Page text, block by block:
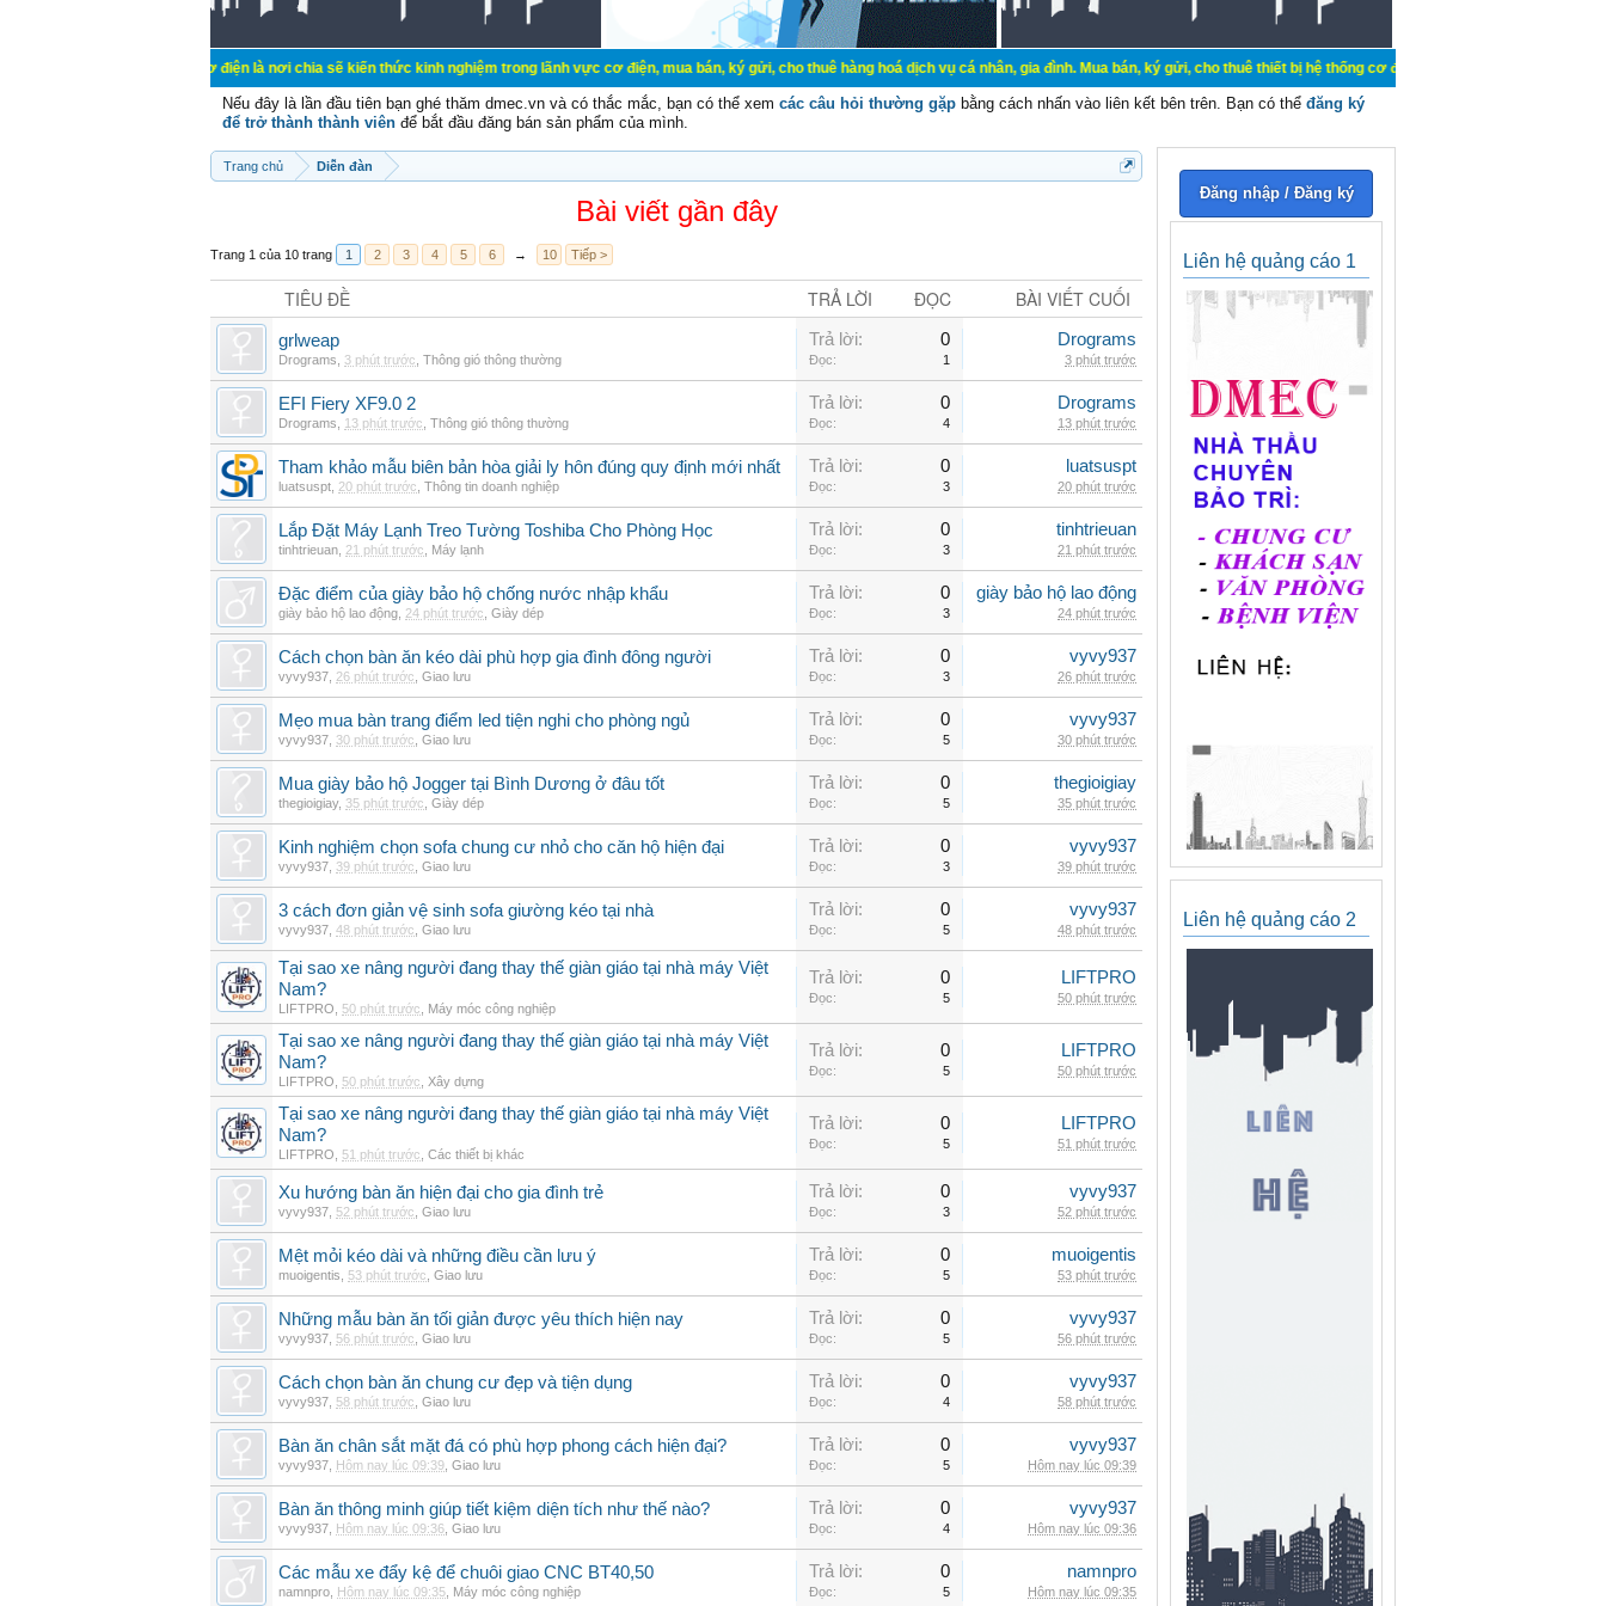
Điện - Diễn đàn Cơ điện là nơi chia sẽ kiến thức kinh nghiệm trong lãnh vực cơ điện, mua bán, ký gửi, cho thuê hàng hoá dịch vụ cá nhân, gia đình. Mua bán, ký gửi, cho thuê thiết bị hệ thống cơ điện các dự án, cao ốc văn phòng,
Nếu đây là lần đầu tiên bạn ghé thăm dmec.vn và có thắc mắc, bạn có thể xem các câu hỏi thường gặp bằng cách nhấn vào liên kết bên trên. Bạn có thể đăng ký
để trở thành thành viên để bắt đầu đăng bán sản phẩm của mình.
Trang chủ Diễn đàn
Bài viết gần đây
Trang 1 của 10 trang 1 2 3 4 5 6 → 10 Tiếp >
TIÊU ĐỀ TRẢ LỜI ĐỌC BÀI VIẾT CUỐI
grlweap
Drograms 3 phút trước Thông gió thông thường
Trả lời: 0
Đọc: 1
Drograms
3 phút trước
EFI Fiery XF9.0 2
Drograms 13 phút trước Thông gió thông thường
Trả lời: 0
Đọc: 4
Drograms
13 phút trước
Tham khảo mẫu biên bản hòa giải ly hôn đúng quy định mới nhất
luatsuspt 20 phút trước Thông tin doanh nghiệp
Trả lời: 0
Đọc: 3
luatsuspt
20 phút trước
Lắp Đặt Máy Lạnh Treo Tường Toshiba Cho Phòng Học
tinhtrieuan 21 phút trước Máy lạnh
Trả lời: 0
Đọc: 3
tinhtrieuan
21 phút trước
Đặc điểm của giày bảo hộ chống nước nhập khẩu
giày bảo hộ lao động 24 phút trước Giày dép
Trả lời: 0
Đọc: 3
giày bảo hộ lao động
24 phút trước
Cách chọn bàn ăn kéo dài phù hợp gia đình đông người
vyvy937 26 phút trước Giao lưu
Trả lời: 0
Đọc: 3
vyvy937
26 phút trước
Mẹo mua bàn trang điểm led tiện nghi cho phòng ngủ
vyvy937 30 phút trước Giao lưu
Trả lời: 0
Đọc: 5
vyvy937
30 phút trước
Mua giày bảo hộ Jogger tại Bình Dương ở đâu tốt
thegioigiay, 35 phút trước Giày dép
Trả lời: 0
Đọc: 5
thegioigiay
35 phút trước
Kinh nghiệm chọn sofa chung cư nhỏ cho căn hộ hiện đại
vyvy937 39 phút trước Giao lưu
Trả lời: 0
Đọc: 3
vyvy937
39 phút trước
3 cách đơn giản vệ sinh sofa giường kéo tại nhà
vyvy937 48 phút trước Giao lưu
Trả lời: 0
Đọc: 5
vyvy937
48 phút trước
Tại sao xe nâng người đang thay thế giàn giáo tại nhà máy Việt
Nam?
LIFTPRO 50 phút trước Máy móc công nghiệp
Trả lời: 0
Đọc: 5
LIFTPRO
50 phút trước
Tại sao xe nâng người đang thay thế giàn giáo tại nhà máy Việt
Nam?
LIFTPRO 50 phút trước Xây dựng
Trả lời: 0
Đọc: 5
LIFTPRO
50 phút trước
Tại sao xe nâng người đang thay thế giàn giáo tại nhà máy Việt
Nam?
LIFTPRO 51 phút trước Các thiết bị khác
Trả lời: 0
Đọc: 5
LIFTPRO
51 phút trước
Xu hướng bàn ăn hiện đại cho gia đình trẻ
vyvy937 52 phút trước Giao lưu
Trả lời: 0
Đọc: 3
vyvy937
52 phút trước
Mệt mỏi kéo dài và những điều cần lưu ý
muoigentis 53 phút trước Giao lưu
Trả lời: 0
Đọc: 5
muoigentis
53 phút trước
Những mẫu bàn ăn tối giản được yêu thích hiện nay
vyvy937 56 phút trước Giao lưu
Trả lời: 0
Đọc: 5
vyvy937
56 phút trước
Cách chọn bàn ăn chung cư đẹp và tiện dụng
vyvy937 58 phút trước Giao lưu
Trả lời: 0
Đọc: 4
vyvy937
58 phút trước
Bàn ăn chân sắt mặt đá có phù hợp phong cách hiện đại?
vyvy937 Hôm nay lúc 09:39 Giao lưu
Trả lời: 0
Đọc: 5
vyvy937
Hôm nay lúc 09:39
Bàn ăn thông minh giúp tiết kiệm diện tích như thế nào?
vyvy937 Hôm nay lúc 09:36 Giao lưu
Trả lời: 0
Đọc: 4
vyvy937
Hôm nay lúc 09:36
Các mẫu xe đẩy kệ để chuôi giao CNC BT40,50
namnpro Hôm nay lúc 09:35 Máy móc công nghiệp
Trả lời: 0
Đọc: 5
namnpro
Hôm nay lúc 09:35
Đăng nhập / Đăng ký
Liên hệ quảng cáo 1
Liên hệ quảng cáo 2